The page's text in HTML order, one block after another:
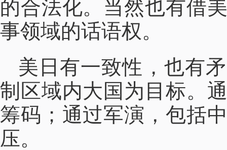
的合法化。当然也有借
事领域的话语权。
美日有一致性，也有
制区域内大国为目标。
筹码；通过军演，包括
压。